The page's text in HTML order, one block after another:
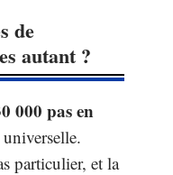
de
autant ?
000 pas en
particulier, et la